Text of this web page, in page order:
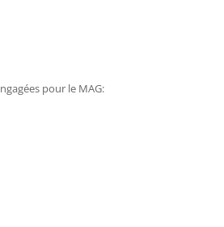
pour le MAG: